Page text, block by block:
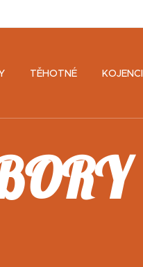
TĚHOTNÉ KOJENCI